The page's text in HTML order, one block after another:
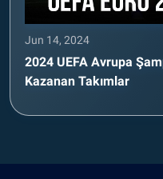
Jun 14, 2024
2024 UEFA Avrupa
Kazanan Takımlar